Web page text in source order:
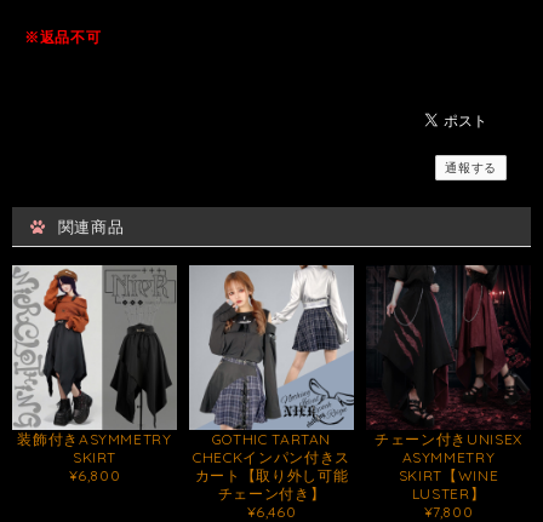
※返品不可
通報する
関連商品
装飾付きASYMMETRY
SKIRT
¥6,800
GOTHIC TARTAN
CHECKインパン付きス
カート【取り外し可能
チェーン付き】
¥6,460
チェーン付きUNISEX
ASYMMETRY
SKIRT【WINE
LUSTER】
¥7,800